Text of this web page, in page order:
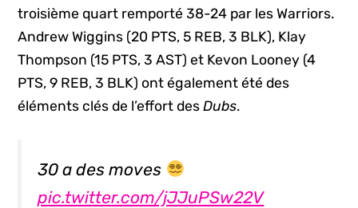
troisième quart remporté 38-24 par les Warriors.
Andrew Wiggins (20 PTS, 5 REB, 3 BLK), Klay
Thompson (15 PTS, 3 AST) et Kevon Looney (4
PTS, 9 REB, 3 BLK) ont également été des
éléments clés de l’effort desDubs.
30 a des moves
pic.twitter.com/jJJuPSw22V